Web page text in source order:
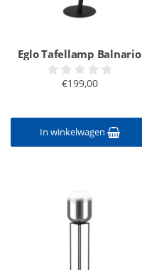
Eglo Tafellamp Balnario
€199,00
In winkelwagen